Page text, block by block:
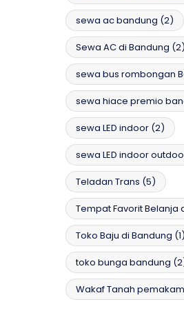
sewa ac bandung (2)
Sewa AC di Bandung (2)
sewa bus rombongan
sewa hiace premio
sewa LED indoor(2)
sewa LED indoor
Teladan Trans (5)
Tempat Favorit Belanja
Toko Baju di Bandung (1)
toko bunga bandung
Wakaf Tanah